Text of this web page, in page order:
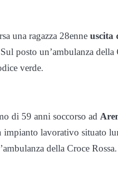
una ragazza 28enne uscita
Sul posto un’ambulanza
verde.
di 59 anni soccorso ad
impianto lavorativo situato
della Croce